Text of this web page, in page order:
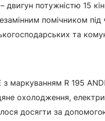
– двигун потужністю 15
помічником під
та
з маркуванням R 195
охолодження,
досягти за